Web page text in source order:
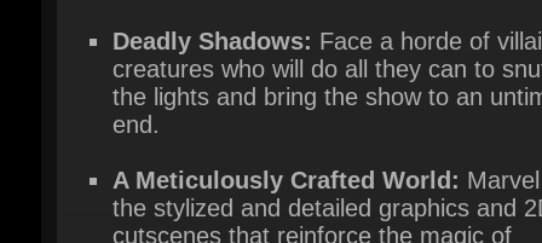
end.
A Meticulously Crafted World:Marvel
the stylized and detailed graphics and 2D
theater, with stages that fluctuate
past and present.